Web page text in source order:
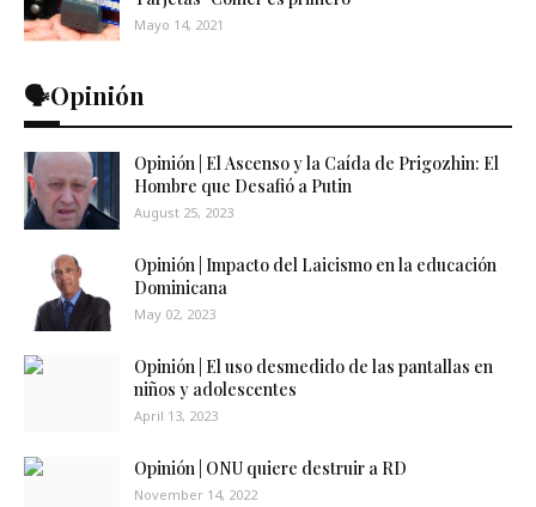
Mayo 14, 2021
🗣️Opinión
Opinión | El Ascenso y la Caída de Prigozhin: El
Hombre que Desafió a Putin
August 25, 2023
Opinión | Impacto del Laicismo en la educación
Dominicana
May 02, 2023
Opinión | El uso desmedido de las pantallas en
niños y adolescentes
April 13, 2023
Opinión | ONU quiere destruir a RD
November 14, 2022